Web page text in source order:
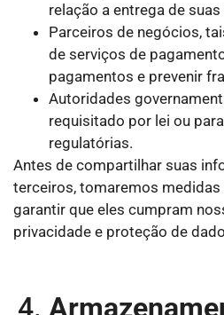
relação a entrega de
Parceiros de negócios,
de serviços de
pagamentos e prevenir
Autoridades
requisitado por lei ou
regulatórias.
Antes de compartilhar suas
terceiros, tomaremos medidas
garantir que eles cumpram
privacidade e proteção de